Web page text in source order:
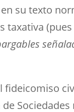
su texto